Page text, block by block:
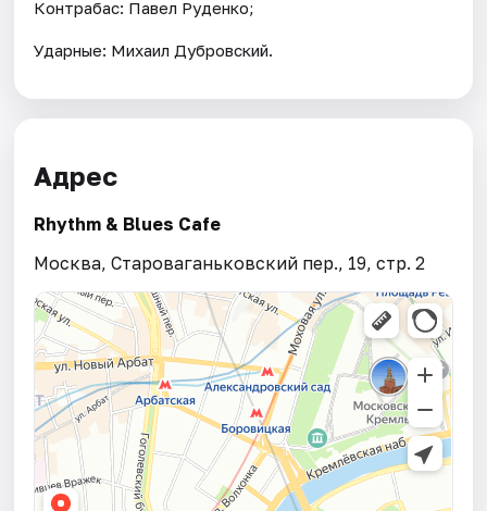
Контрабас: Павел Руденко;
Ударные: Михаил Дубровский.
Адрес
Rhythm & Blues Cafe
Москва, Староваганьковский пер., 19, стр. 2